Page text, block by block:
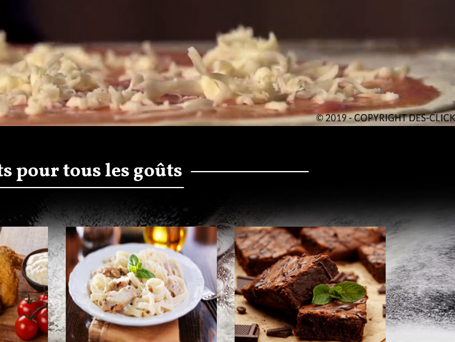
pour tous les goûts
réduit ! Un goût sans égal ! Plus de plaisir à partager !